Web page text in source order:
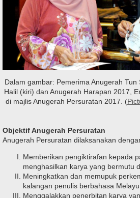
Dalam gambar: Pemerima Anugerah
Halil (kiri) dan Anugerah Harapan 2017,
di majlis Anugerah Persuratan 2017. (
ObjektifAnugerah Persuratan
Anugerah Persuratan dilaksanakan
Memberikan pengiktirafan kepada
menghasilkan karya yang bermutu
Meningkatkan dan memupuk
kalangan penulis berbahasa
Menggalakkan penerbitan karya